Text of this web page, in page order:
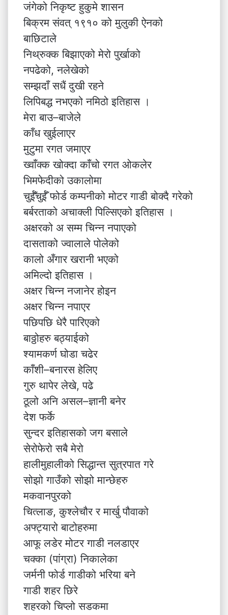
जंगेको निकृष्ट हुकुमे शासन
बिक्रम संवत् १९१० को मुलुकी ऐनको
बाछिटाले
निथ्रुक्क बिझाएको मेरो पुर्खाको
नपढेको, नलेखेको
सम्झदाँ सधैं दुखी रहने
लिपिबद्ध नभएको नमिठो इतिहास ।
मेरा बाउ–बाजेले
काँध खुईलाएर
मुटुमा रगत जमाएर
ख्वाँक्क खोक्दा काँचो रगत ओकलेर
भिमफेदीको उकालोमा
चुईँचुईँ फोर्ड कम्पनीको मोटर गाडी बोक्दै गरेको
बर्बरताको अचाक्ली पिल्सिएको इतिहास ।
अक्षरको अ सम्म चिन्न नपाएको
दासताको ज्वालाले पोलेको
कालो अँगार खरानी भएको
अमिल्दो इतिहास ।
अक्षर चिन्न नजानेर होइन
अक्षर चिन्न नपाएर
पछिपछि धेरै पारिएको
बाठ्ठोहरु बठ्याईको
श्यामकर्ण घोडा चढेर
काँशी–बनारस हेलिए
गुरु थापेर लेखे, पढे
ठूलो अनि असल–ज्ञानी बनेर
देश फर्के
सुन्दर इतिहासको जग बसाले
सेरोफेरो सबै मेरो
हालीमुहालीको सिद्धान्त सुत्रपात गरे
सोझो गाउँको सोझो मान्छेहरु
मकवानपुरको
चित्लाङ, कुश्लेचौर र मार्खु पौवाको
अफ्ट्यारो बाटोहरुमा
आफू लडेर मोटर गाडी नलडाएर
चक्का (पांग्रा) निकालेका
जर्मनी फोर्ड गाडीको भरिया बने
गाडी शहर छिरे
शहरको चिप्लो सडकमा